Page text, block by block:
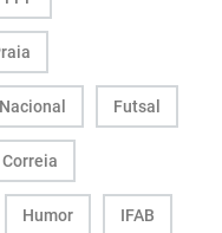
Futsal
Humor IFAB